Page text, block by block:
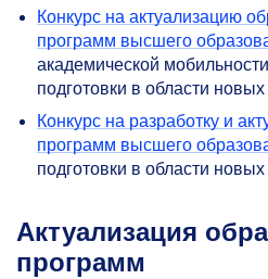
Конкурс на актуализацию
программ высшего
академической
подготовки в области
Конкурс на разработку и
программ высшего
подготовки в области
Актуализация
программ